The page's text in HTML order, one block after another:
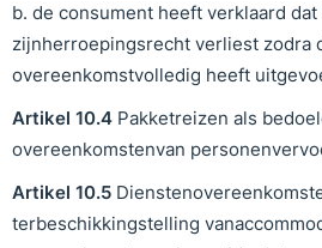
b. de consument heeft verklaard dat
zijnherroepingsrecht verliest zodra
overeenkomstvolledig heeft
Artikel 10.4 Pakketreizen als
overeenkomstenvan
Artikel 10.5
terbeschikkingstelling